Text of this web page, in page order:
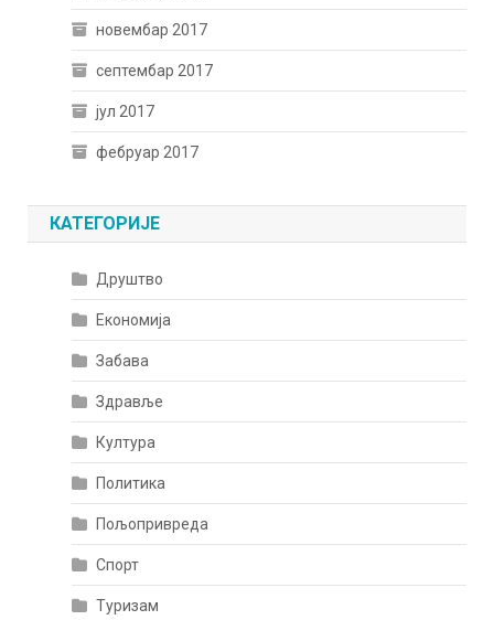
новембар 2017
септембар 2017
јул 2017
фебруар 2017
КАТЕГОРИЈЕ
Друштво
Економија
Забава
Здравље
Култура
Политика
Пољопривреда
Спорт
Туризам